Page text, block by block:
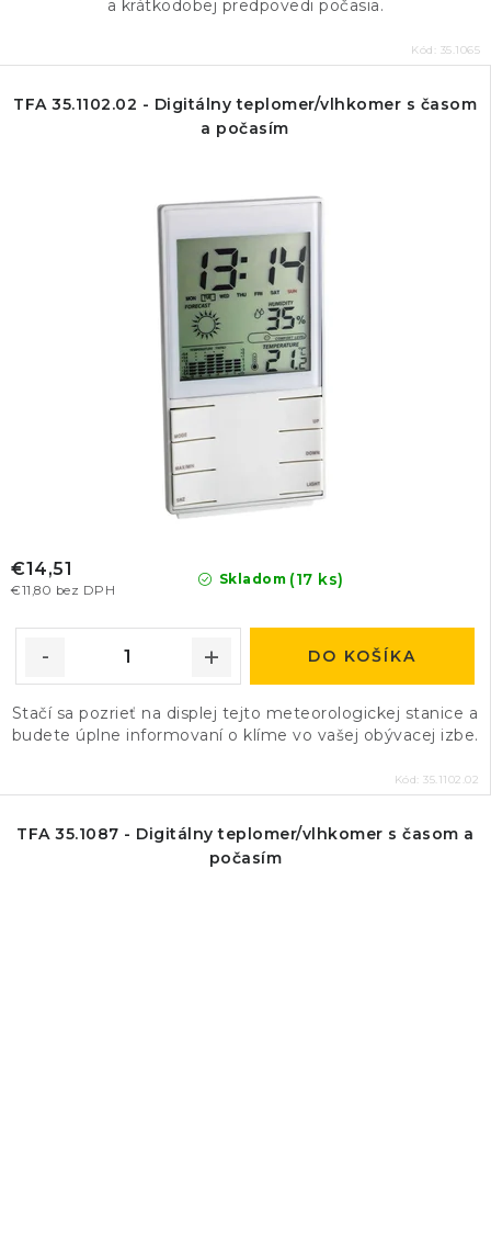
a krátkodobej predpovedi počasia.
Kód: 35.1065
TFA 35.1102.02 - Digitálny teplomer/vlhkomer s časom
a počasím
Skladom (17 ks)
€11,80 bez DPH
€14,51
DO KOŠÍKA
Stačí sa pozrieť na displej tejto meteorologickej stanice a
budete úplne informovaní o klíme vo vašej obývacej izbe.
Kód: 35.1102.02
TFA 35.1087 - Digitálny teplomer/vlhkomer s časom a
počasím